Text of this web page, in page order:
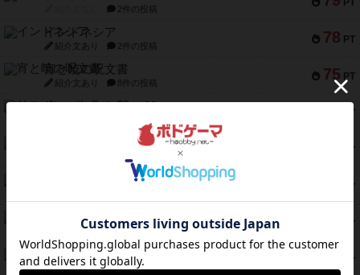
PT
2件の投稿
78 PT
インドネシア
紹介文あり 2件の投稿
75 PT
宵と暁の呪文書
紹介文あり 8件の投稿
PT
リスボン・トラム 28
PT
PT
PT
スペクタキュラー
紹介文なし 1件の投稿
PT
スモールワールド
紹介文あり 13件の投稿